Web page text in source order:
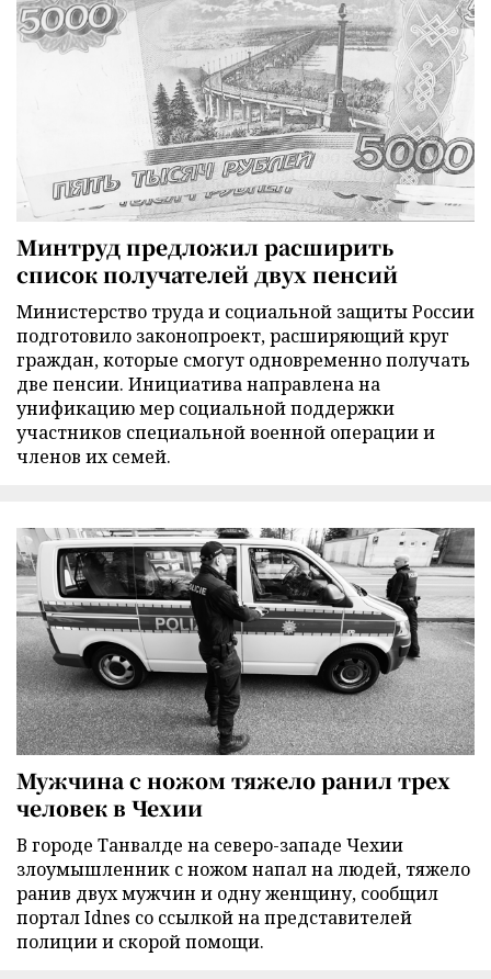
Минтруд предложил расширить
список получателей двух пенсий
Министерство труда и социальной защиты России
подготовило законопроект, расширяющий круг
граждан, которые смогут одновременно получать
две пенсии. Инициатива направлена на
унификацию мер социальной поддержки
участников специальной военной операции и
членов их семей.
Мужчина с ножом тяжело ранил трех
человек в Чехии
В городе Танвалде на северо-западе Чехии
злоумышленник с ножом напал на людей, тяжело
ранив двух мужчин и одну женщину, сообщил
портал Idnes со ссылкой на представителей
полиции и скорой помощи.